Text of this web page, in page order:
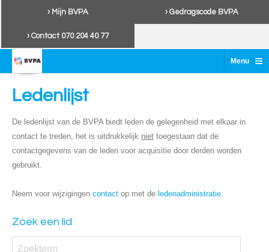
› Mijn BVPA › Gedragscode BVPA
› Contact 070 204 40 77
Menu ≡
Ledenlijst
De ledenlijst van de BVPA biedt leden de gelegenheid met elkaar in
contact te treden, het is uitdrukkelijk niet toegestaan dat de
contactgegevens van de leden voor acquisitie door derden worden
gebruikt.
Neem voor wijzigingen contact op met de ledenadministratie.
Zoek een lid